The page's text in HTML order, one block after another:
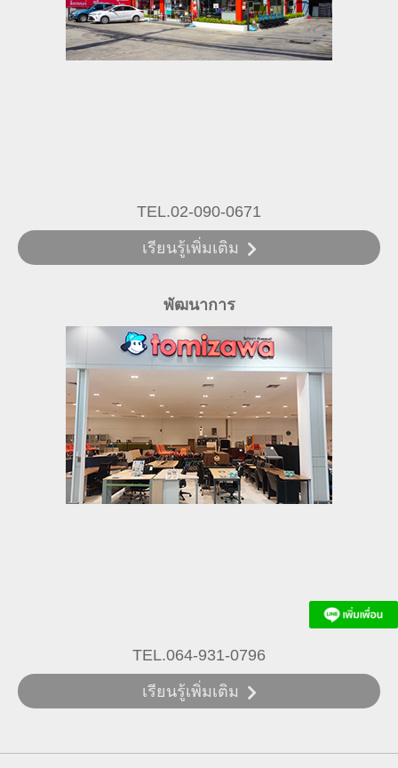
TEL.02-090-0671
เรียนรู้เพิ่มเติม
พัฒนาการ
TEL.064-931-0796
เรียนรู้เพิ่มเติม